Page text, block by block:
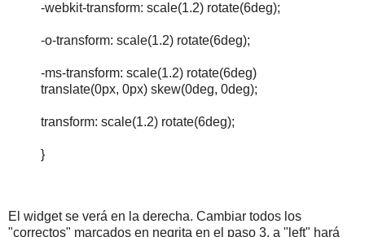
-webkit-transform: scale(1.2) rotate(6deg);
-o-transform: scale(1.2) rotate(6deg);
-ms-transform: scale(1.2) rotate(6deg)
translate(0px, 0px) skew(0deg, 0deg);
transform: scale(1.2) rotate(6deg);
}
El widget se verá en la derecha. Cambiar todos los
"correctos" marcados en negrita en el paso 3, a "left" hará